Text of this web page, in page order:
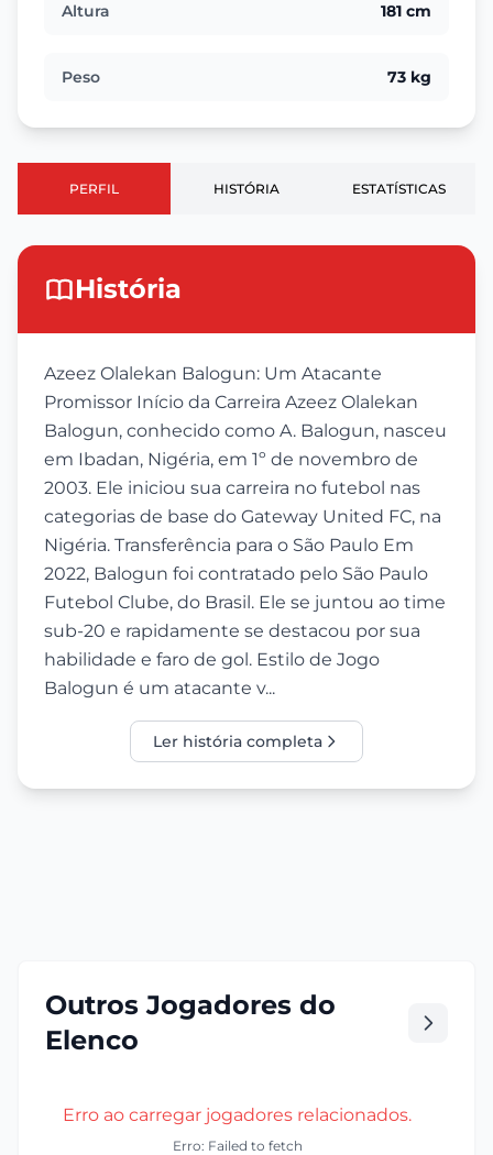
Altura 181 cm
Peso 73 kg
PERFIL HISTÓRIA ESTATÍSTICAS
História
Azeez Olalekan Balogun: Um Atacante
Promissor Início da Carreira Azeez Olalekan
Balogun, conhecido como A. Balogun, nasceu
em Ibadan, Nigéria, em 1º de novembro de
2003. Ele iniciou sua carreira no futebol nas
categorias de base do Gateway United FC, na
Nigéria. Transferência para o São Paulo Em
2022, Balogun foi contratado pelo São Paulo
Futebol Clube, do Brasil. Ele se juntou ao time
sub-20 e rapidamente se destacou por sua
habilidade e faro de gol. Estilo de Jogo
Balogun é um atacante v...
Ler história completa
Outros Jogadores do
Elenco
Erro ao carregar jogadores relacionados.
Erro: Failed to fetch